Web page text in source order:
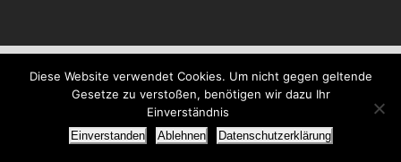
Diese Website verwendet Cookies. Um nicht gegen geltende
Gesetze zu verstoßen, benötigen wir dazu Ihr
Einverständnis
Einverstanden Ablehnen Datenschutzerklärung